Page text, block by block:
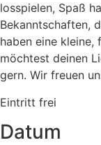
losspielen, Spaß
Bekanntschaften,
haben eine kleine,
möchtest deinen
gern. Wir freuen
Eintritt frei
Datum